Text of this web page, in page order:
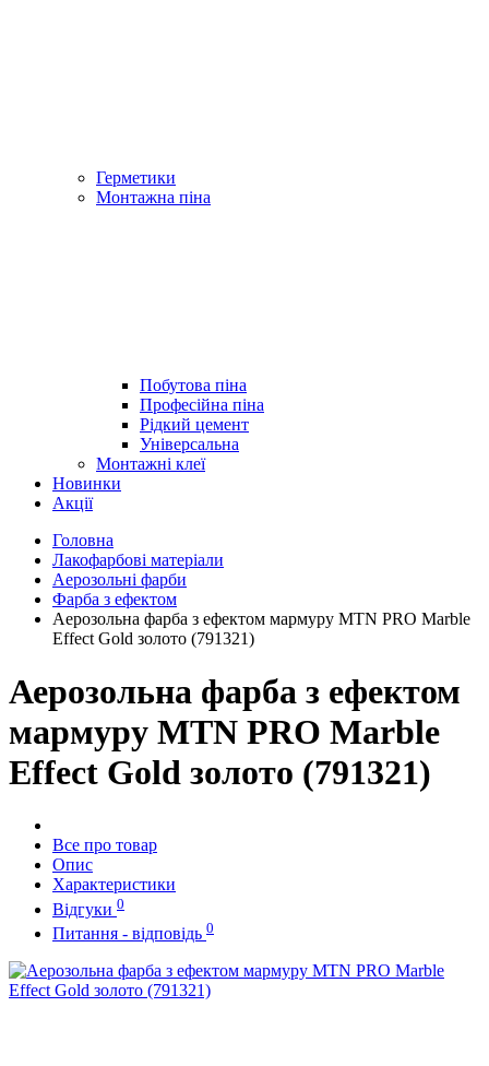
Герметики
Монтажна піна
Побутова піна
Професійна піна
Рідкий цемент
Універсальна
Монтажні клеї
Новинки
Акції
Головна
Лакофарбові матеріали
Аерозольні фарби
Фарба з ефектом
Аерозольна фарба з ефектом мармуру MTN PRO Marble
Effect Gold золото (791321)
Аерозольна фарба з ефектом
мармуру MTN PRO Marble
Effect Gold золото (791321)
Все про товар
Опис
Характеристики
Відгуки 0
Питання - відповідь 0